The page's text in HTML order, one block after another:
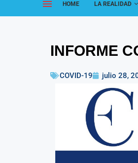
HOME LA REALIDAD
INFORME
COVID-19 julio 28,